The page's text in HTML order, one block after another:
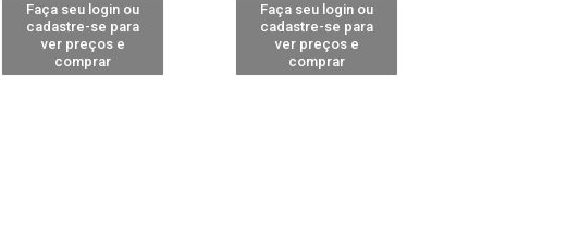
Faça seu login ou
cadastre-se para
ver preços e
comprar
Faça seu login ou
cadastre-se para
ver preços e
comprar